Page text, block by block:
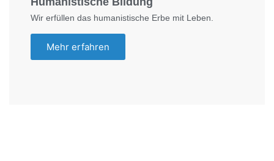
Wir erfüllen das humanistische Erbe mit Leben.
Mehr erfahren